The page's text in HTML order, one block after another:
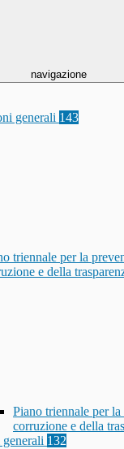
navigazione
generali 143
triennale per la
e della
Piano triennale per
corruzione e della
132